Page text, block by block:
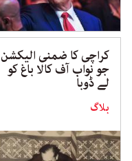
کراچی کا ضمنی الیکشن
جو نواب آف کالا باغ کو
لے ڈوبا
بلاگ